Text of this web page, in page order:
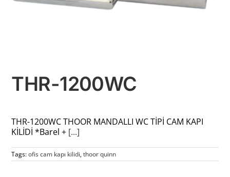
THR-1200WC
THR-1200WC THOOR MANDALLI WC TİPİ CAM KAPI
KİLİDİ *Barel + [...]
Tags:ofis cam kapı kilidi,thoor quinn